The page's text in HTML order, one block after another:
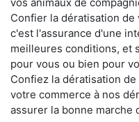
Confier la dératisation
c'est l'assurance d'une
meilleures conditions, et
pour vous ou bien pour
Confiez la dératisation
votre commerce à nos
assurer la bonne marche